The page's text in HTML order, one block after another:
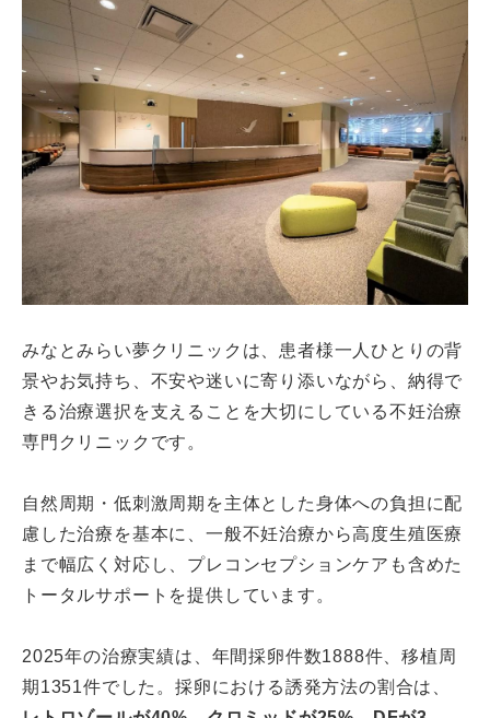
みなとみらい夢クリニックは、患者様一人ひとりの背
景やお気持ち、不安や迷いに寄り添いながら、納得で
きる治療選択を支えることを大切にしている不妊治療
専門クリニックです。
自然周期・低刺激周期を主体とした身体への負担に配
慮した治療を基本に、一般不妊治療から高度生殖医療
まで幅広く対応し、プレコンセプションケアも含めた
トータルサポートを提供しています。
2025年の治療実績は、年間採卵件数1888件、移植周
期1351件でした。採卵における誘発方法の割合は、